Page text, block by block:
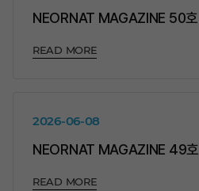
NEORNAT MAGAZINE 50호
READ MORE
2026-06-08
NEORNAT MAGAZINE 49호
READ MORE